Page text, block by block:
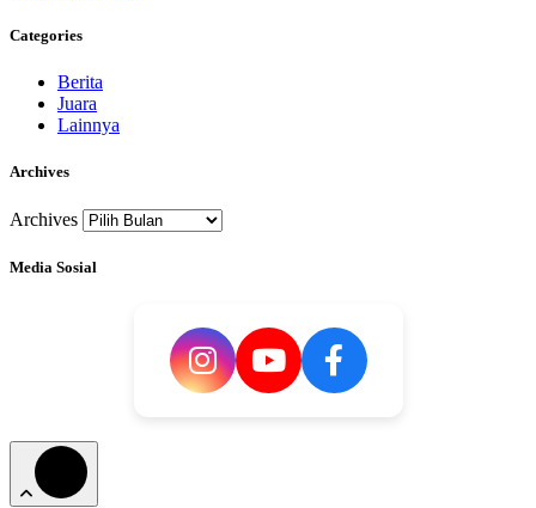
Categories
Berita
Juara
Lainnya
Archives
Archives
Media Sosial